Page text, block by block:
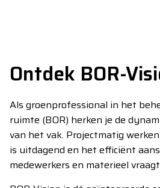
Ontdek BOR-
Als groenprofessional in het
ruimte (BOR) herken je de
van het vak. Projectmatig
is uitdagend en het efficiënt
medewerkers en materieel